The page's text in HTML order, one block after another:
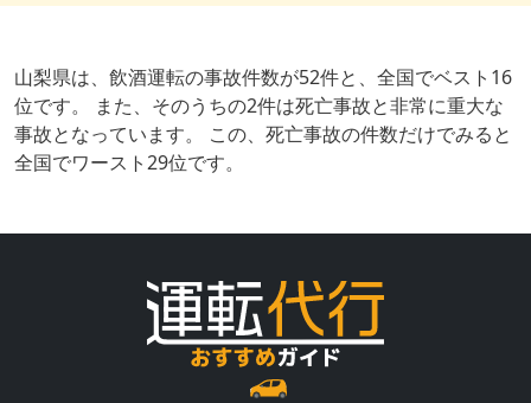
山梨県は、飲酒運転の事故件数が52件と、全国でベスト16
位です。 また、そのうちの2件は死亡事故と非常に重大な
事故となっています。 この、死亡事故の件数だけでみると
全国でワースト29位です。